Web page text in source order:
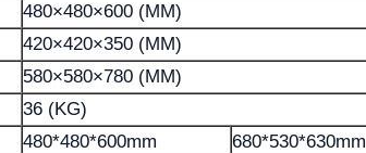
480×480×600 (MM)
420×420×350 (MM)
580×580×780 (MM)
36 (KG)
480*480*600mm
680*530*630mm